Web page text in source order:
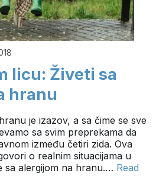
licu: Živeti sa
hranu
je izazov, a sa čime se sve
sa svim preprekama da
između četiri zida. Ova
o realnim situacijama u
sa alergijom na hranu.… Read